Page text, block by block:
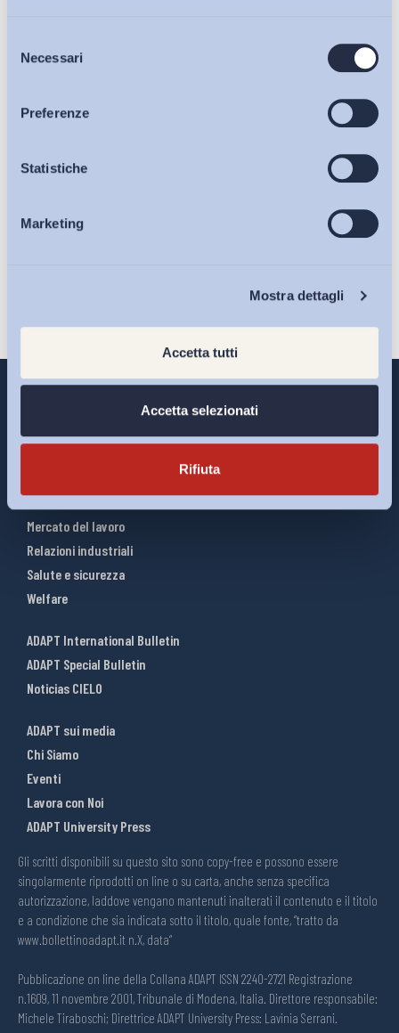
delNecessari
Preferenze
Statistiche
Marketing
Mostra dettagli
Accetta tutti
Accetta selezionati
Rifiuta
Bollettini ADAPT
Articoli
Osservatori
Eventi
Ho letto e Accetto il trattamento dei dati personali descritti
Riforme del lavoro
Mercato del lavoro
Relazioni industriali
Salute e sicurezza
Welfare
ADAPT International Bulletin
ADAPT Special Bulletin
Noticias CIELO
ADAPT sui media
Chi Siamo
Eventi
Lavora con Noi
ADAPT University Press
Gli scritti disponibili su questo sito sono copy-free e possono essere
singolarmente riprodotti on line o su carta, anche senza specifica
autorizzazione, laddove vengano mantenuti inalterati il contenuto e il titolo
e a condizione che sia indicata sotto il titolo, quale fonte, “tratto da
www.bollettinoadapt.it n.X, data“
Pubblicazione on line della Collana ADAPT ISSN 2240-2721 Registrazione
n.1609, 11 novembre 2001, Tribunale di Modena, Italia. Direttore responsabile:
Michele Tiraboschi; Direttrice ADAPT University Press: Lavinia Serrani.